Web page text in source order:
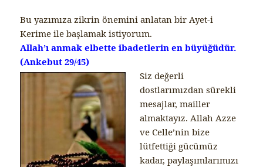
Bu yazımıza zikrin önemini anlatan bir Ayet-i
Kerime ile başlamak istiyorum.
Allah’ı anmak elbette ibadetlerin en büyüğüdür.
(Ankebut 29/45)
Siz değerli
dostlarımızdan sürekli
mesajlar, mailler
almaktayız. Allah Azze
ve Celle’nin bize
lütfettiği gücümüz
kadar, paylaşımlarımızı